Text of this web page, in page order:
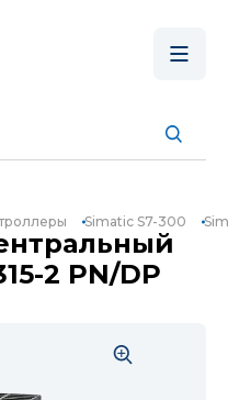
Simatic S7-300
2 PN/DP